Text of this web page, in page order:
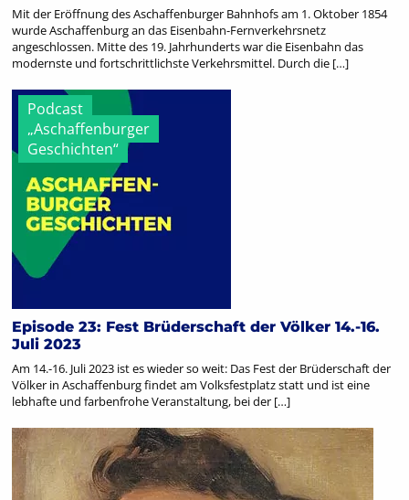
Mit der Eröffnung des Aschaffenburger Bahnhofs am 1. Oktober 1854
wurde Aschaffenburg an das Eisenbahn-Fernverkehrsnetz
angeschlossen. Mitte des 19. Jahrhunderts war die Eisenbahn das
modernste und fortschrittlichste Verkehrsmittel. Durch die […]
Podcast
„Aschaffenburger
Geschichten“
Episode 23: Fest Brüderschaft der Völker 14.-16.
Juli 2023
Am 14.-16. Juli 2023 ist es wieder so weit: Das Fest der Brüderschaft der
Völker in Aschaffenburg findet am Volksfestplatz statt und ist eine
lebhafte und farbenfrohe Veranstaltung, bei der […]